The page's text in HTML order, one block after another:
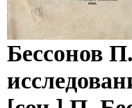
Беcсонов